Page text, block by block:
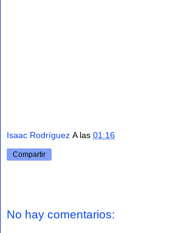
Isaac Rodríguez A las 01:16
Compartir
No hay comentarios: